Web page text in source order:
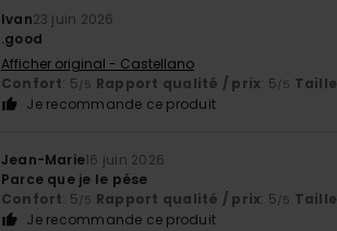
Ivan23 juin 2026
.good
Afficher original - Castellano
Confort: 5/5 Rapport qualité / prix: 5/5 Taille
Je recommande ce produit
Jean-Marie16 juin 2026
Parce que je le pése
Confort: 5/5 Rapport qualité / prix: 5/5 Taille
Je recommande ce produit